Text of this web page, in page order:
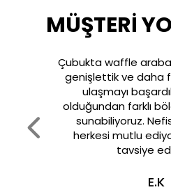
MÜŞTERİ
Çubukta waffle
genişlettik ve daha
ulaşmayı
olduğundan farklı
sunabiliyoruz.
herkesi mutlu
tavsiye
E.K